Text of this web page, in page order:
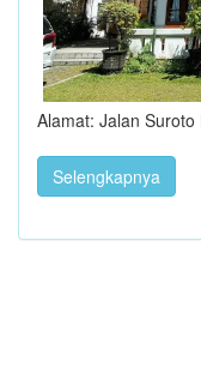
Alamat: Jalan
Selengkapnya